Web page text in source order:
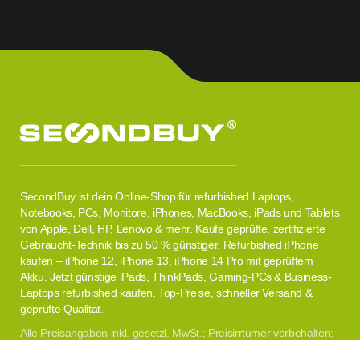
SecondBuy ist dein Online-Shop für refurbished Laptops,
Notebooks, PCs, Monitore, iPhones, MacBooks, iPads und Tablets
von Apple, Dell, HP, Lenovo & mehr. Kaufe geprüfte, zertifizierte
Gebraucht-Technik bis zu 50 % günstiger. Refurbished iPhone
kaufen – iPhone 12, iPhone 13, iPhone 14 Pro mit geprüftem
Akku. Jetzt günstige iPads, ThinkPads, Gaming-PCs & Business-
Laptops refurbished kaufen. Top-Preise, schneller Versand &
geprüfte Qualität.
Alle Preisangaben inkl. gesetzl. MwSt.; Preisirrtümer vorbehalten;